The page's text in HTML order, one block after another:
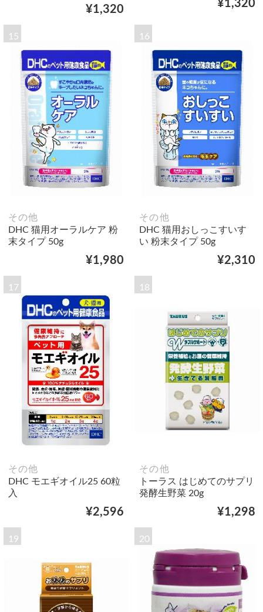
¥1,320 ¥1,320
15
その他
DHC 猫用オーラルケア 粉
末タイプ 50g
¥1,980
16
その他
DHC 猫用おしっこすいす
い 粉末タイプ 50g
¥2,310
17
その他
DHC モエギオイル25 60粒
入
¥2,596
18
その他
トーラス はじめてのサプリ
発酵生野菜 20g
¥1,298
19 20